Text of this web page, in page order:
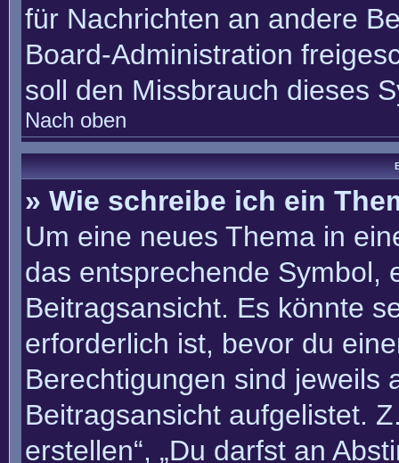
für Nachrichten an andere
Board-Administration
soll den Missbrauch dieses
Nach oben
» Wie schreibe ich ein
Um eine neues Thema in
das entsprechende Symbol,
Beitragsansicht. Es könnte
erforderlich ist, bevor du
Berechtigungen sind jeweils
Beitragsansicht aufgelistet.
erstellen“, „Du darfst an